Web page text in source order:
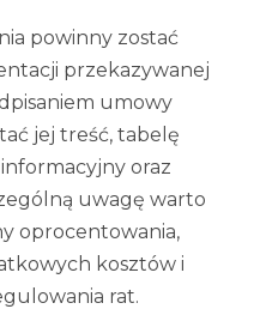
powinny zostać
przekazywanej
umowy
jej treść, tabelę
oraz
uwagę warto
oprocentowania,
kosztów i
rat.